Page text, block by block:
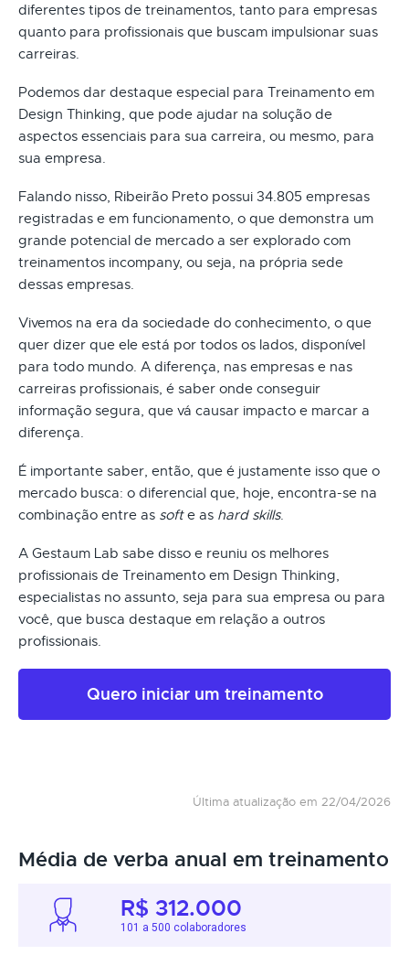
diferentes tipos de treinamentos, tanto para empresas
quanto para profissionais que buscam impulsionar suas
carreiras.
Podemos dar destaque especial para Treinamento em
Design Thinking, que pode ajudar na solução de
aspectos essenciais para sua carreira, ou mesmo, para
sua empresa.
Falando nisso, Ribeirão Preto possui 34.805 empresas
registradas e em funcionamento, o que demonstra um
grande potencial de mercado a ser explorado com
treinamentos incompany, ou seja, na própria sede
dessas empresas.
Vivemos na era da sociedade do conhecimento, o que
quer dizer que ele está por todos os lados, disponível
para todo mundo. A diferença, nas empresas e nas
carreiras profissionais, é saber onde conseguir
informação segura, que vá causar impacto e marcar a
diferença.
É importante saber, então, que é justamente isso que o
mercado busca: o diferencial que, hoje, encontra-se na
combinação entre as softe as hard skills.
A Gestaum Lab sabe disso e reuniu os melhores
profissionais de Treinamento em Design Thinking,
especialistas no assunto, seja para sua empresa ou para
você, que busca destaque em relação a outros
profissionais.
Quero iniciar um treinamento
Última atualização em 22/04/2026
Média de verba anual em treinamento
R$ 312.000
101 a 500 colaboradores